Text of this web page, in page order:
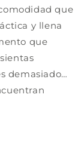
que
y llena
que
demasiado…